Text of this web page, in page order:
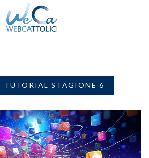
TUTORIAL STAGIONE 6